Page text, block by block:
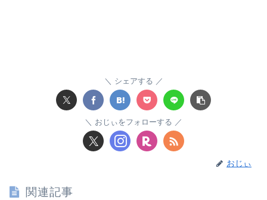
シェアする
おじぃをフォローする
おじぃ
関連記事